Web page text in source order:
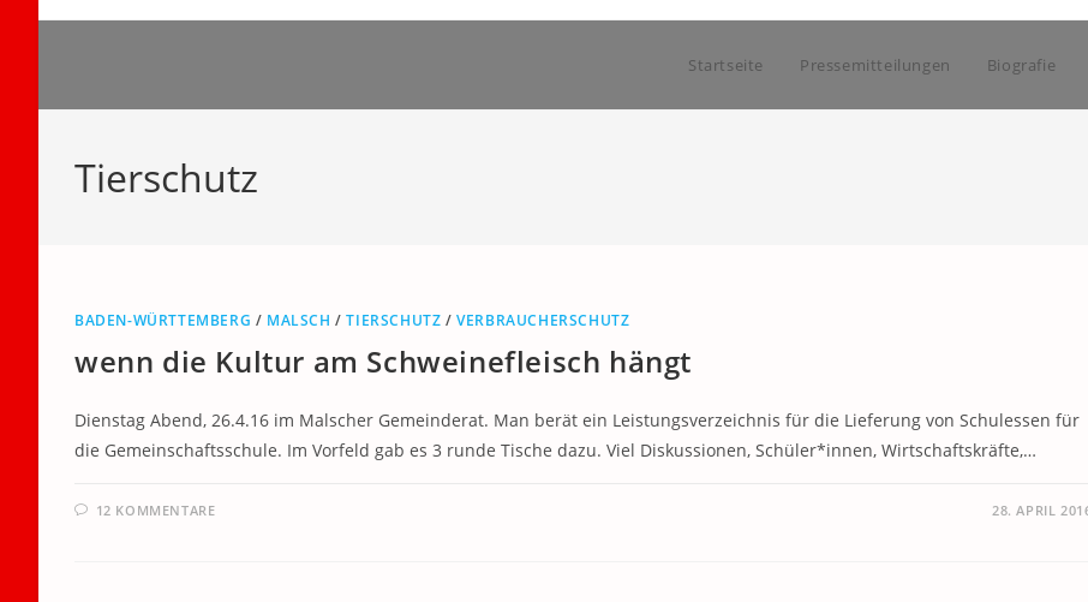
Startseite Pressemitteilungen Biografie
Tierschutz
BADEN-WÜRTTEMBERG / MALSCH /TIERSCHUTZ /VERBRAUCHERSCHUTZ
wenn die Kultur am Schweinefleisch hängt
Dienstag Abend, 26.4.16 im Malscher Gemeinderat. Man berät ein Leistungsverzeichnis für die Lieferung von Schulessen für
die Gemeinschaftsschule. Im Vorfeld gab es 3 runde Tische dazu. Viel Diskussionen, Schüler*innen, Wirtschaftskräfte,…
12 KOMMENTARE 28. APRIL